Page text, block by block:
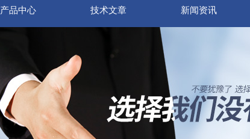
产品中心 技术文章 新闻资讯